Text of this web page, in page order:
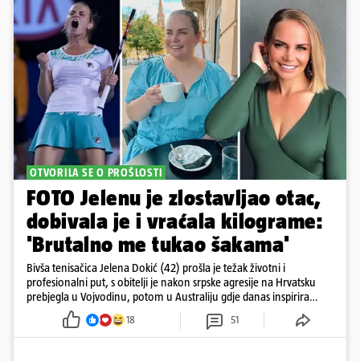
OTVORILA SE O PROŠLOSTI
FOTO Jelenu je zlostavljao otac,
dobivala je i vraćala kilograme:
'Brutalno me tukao šakama'
Bivša tenisačica Jelena Dokić (42) prošla je težak životni i
profesionalni put, s obitelji je nakon srpske agresije na Hrvatsku
prebjegla u Vojvodinu, potom u Australiju gdje danas inspirira
18 51